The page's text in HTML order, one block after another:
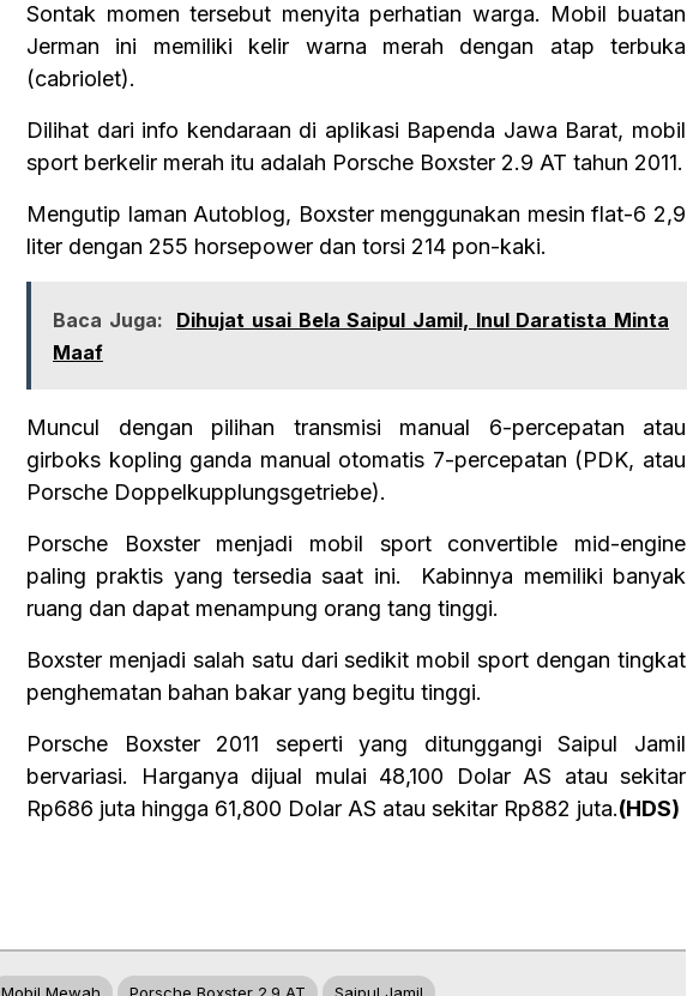
Sontak momen tersebut menyita perhatian warga. Mobil buatan
Jerman ini memiliki kelir warna merah dengan atap terbuka
(cabriolet).
Dilihat dari info kendaraan di aplikasi Bapenda Jawa Barat, mobil
sport berkelir merah itu adalah Porsche Boxster 2.9 AT tahun 2011.
Mengutip laman Autoblog, Boxster menggunakan mesin flat-6 2,9
liter dengan 255 horsepower dan torsi 214 pon-kaki.
Baca Juga:
Dihujat usai Bela Saipul Jamil, Inul Daratista Minta
Maaf
Muncul dengan pilihan transmisi manual 6-percepatan atau
girboks kopling ganda manual otomatis 7-percepatan (PDK, atau
Porsche Doppelkupplungsgetriebe).
Porsche Boxster menjadi mobil sport convertible mid-engine
paling praktis yang tersedia saat ini. Kabinnya memiliki banyak
ruang dan dapat menampung orang tang tinggi.
Boxster menjadi salah satu dari sedikit mobil sport dengan tingkat
penghematan bahan bakar yang begitu tinggi.
Porsche Boxster 2011 seperti yang ditunggangi Saipul Jamil
bervariasi. Harganya dijual mulai 48,100 Dolar AS atau sekitar
Rp686 juta hingga 61,800 Dolar AS atau sekitar Rp882 juta.(HDS)